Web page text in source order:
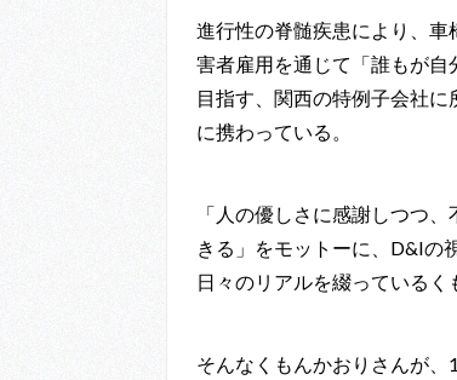
進行性の脊髄疾患により、
害者雇用を通じて「誰もが自
目指す、関西の特例子会社
に携わっている。
「人の優しさに感謝しつつ
きる」をモットーに、D&Iの
日々のリアルを綴っているく
そんなくもんかおりさんが、